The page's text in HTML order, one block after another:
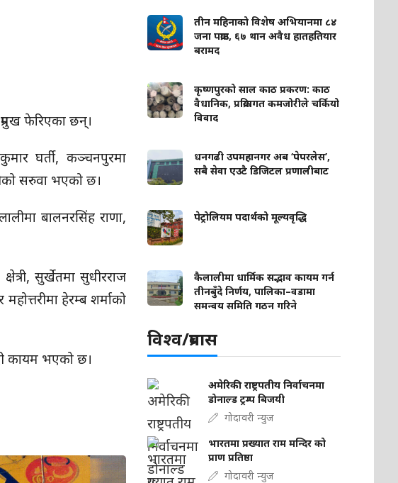
फेरिएका छन्।
घर्ती, कञ्चनपुरमा
सरुवा भएको छ।
बालनरसिंह राणा,
सुर्खेतमा सुधीरराज
हेरम्ब शर्माको
कायम भएको छ।
तीन महिनाको विशेष अभियानमा ८४
जना पक्राउ, ६७ थान अवैध हातहतियार
बरामद
कृष्णपुरको साल काठ प्रकरण: काठ
वैधानिक, प्रक्रियागत कमजोरीले चर्कियो
विवाद
धनगढी उपमहानगर अब ‘पेपरलेस’,
सबै सेवा एउटै डिजिटल प्रणालीबाट
पेट्रोलियम पदार्थको मूल्यवृद्धि
कैलालीमा धार्मिक सद्भाव कायम गर्न
तीनबुँदे निर्णय, पालिका–वडामा
समन्वय समिति गठन गरिने
विश्व/प्रबास
अमेरिकी राष्ट्रपतीय निर्वाचनमा
डोनाल्ड ट्रम्प बिजयी
गोदावरी न्युज
भारतमा प्रख्यात राम मन्दिर को
प्राण प्रतिष्ठा
गोदावरी न्युज